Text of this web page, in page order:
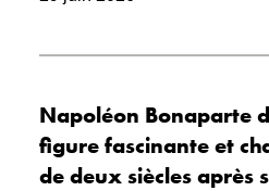
Napoléon Bonaparte
figure fascinante et
de deux siècles après